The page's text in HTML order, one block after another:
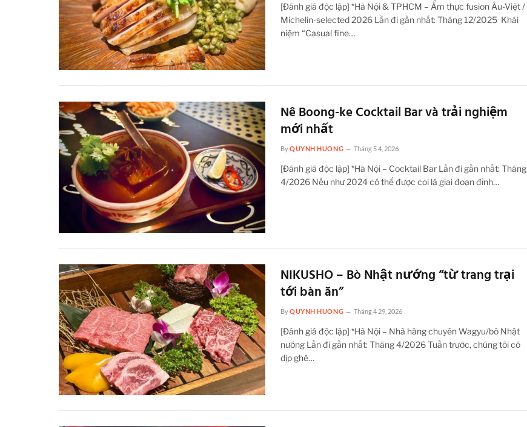
[Đánh giá độc lập] *Hà Nội & TPHCM – Ẩm thực fusion Âu-Việt /
Michelin-selected 2026 Lần đi gần nhất: Tháng 12/2025 Khái
niệm “Casual fine…
Nê Boong-ke Cocktail Bar và trải nghiệm
mới nhất
ByQUYNH HUONG Tháng 5 4, 2026
[Đánh giá độc lập] *Hà Nội – Cocktail Bar Lần đi gần nhất: Tháng
4/2026 Nếu như 2024 có thể được coi là giai đoạn đỉnh…
NIKUSHO – Bò Nhật nướng “từ trang trại
tới bàn ăn”
ByQUYNH HUONG Tháng 4 29, 2026
[Đánh giá độc lập] *Hà Nội – Nhà hàng chuyên Wagyu/bò Nhật
nướng Lần đi gần nhất: Tháng 4/2026 Tuần trước, chúng tôi có
dịp ghé…